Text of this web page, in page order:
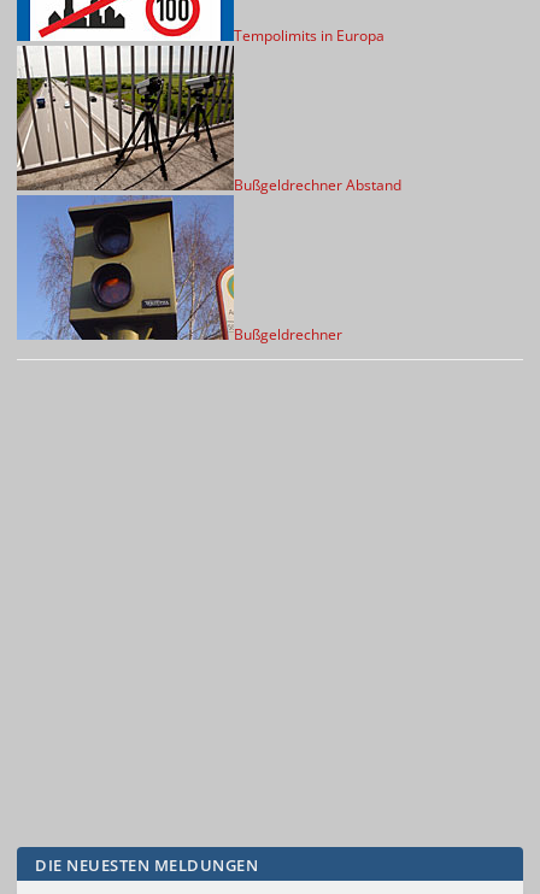
Tempolimits in Europa
Bußgeldrechner Abstand
Bußgeldrechner
DIE NEUESTEN MELDUNGEN